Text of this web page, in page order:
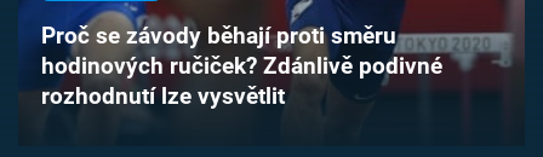
Časopis
Sledujte prima+
Proč se závody běhají proti směru
hodinových ručiček? Zdánlivě podivné
rozhodnutí lze vysvětlit